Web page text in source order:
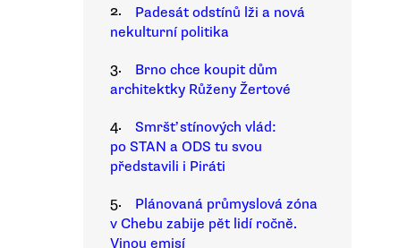
2.
Padesát odstínů lži a nová
nekulturní politika
3.
Brno chce koupit dům
architektky Růženy Žertové
4.
Smršť stínových vlád:
po STAN a ODS tu svou
představili i Piráti
5.
Plánovaná průmyslová zóna
v Chebu zabije pět lidí ročně.
Vinou emisí